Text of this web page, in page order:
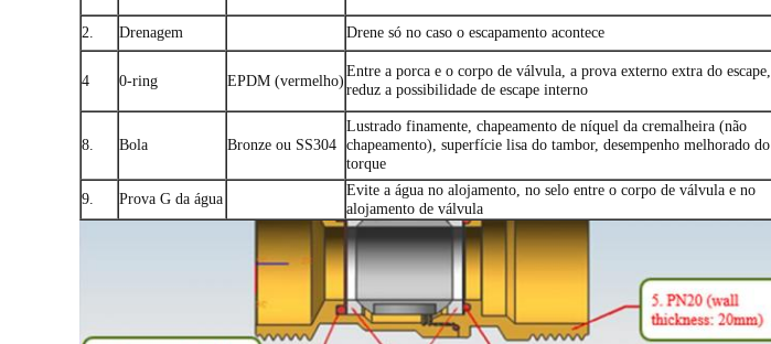
2. Drenagem Drene só no caso o escapamento acontece
4 0-ring EPDM (vermelho)
Entre a porca e o corpo de válvula, a prova externo extra do escape,
reduz a possibilidade de escape interno
8. Bola Bronze ou SS304
Lustrado finamente, chapeamento de níquel da cremalheira (não
chapeamento), superfície lisa do tambor, desempenho melhorado do
torque
9. Prova G da água
Evite a água no alojamento, no selo entre o corpo de válvula e no
alojamento de válvula